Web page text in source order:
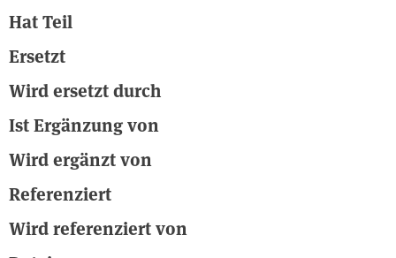
Hat Teil
Ersetzt
Wird ersetzt durch
Ist Ergänzung von
Wird ergänzt von
Referenziert
Wird referenziert von